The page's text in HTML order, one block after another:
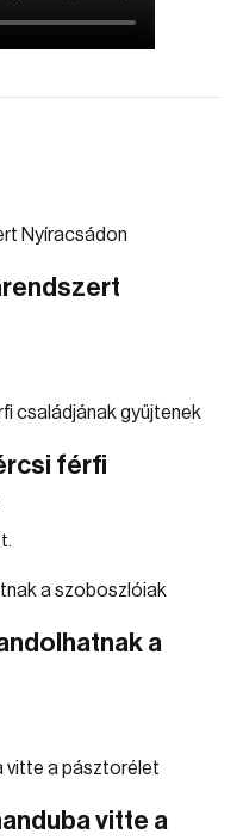
férfi
a
vitte a